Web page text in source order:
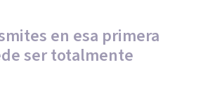
en esa primera
ser totalmente